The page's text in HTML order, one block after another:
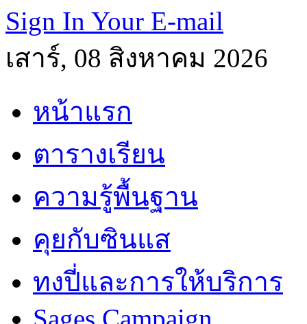
Sign In Your E-mail
เสาร์, 08 สิงหาคม 2026
หน้าแรก
ตารางเรียน
ความรู้พื้นฐาน
คุยกับซินแส
ทงปี่และการให้บริการ